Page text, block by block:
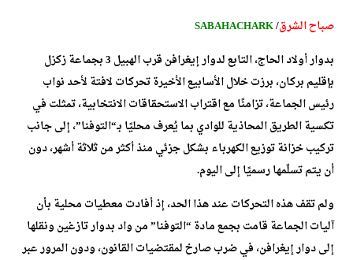
صباح الشرق/
SABAHACHARK
بدوار أولاد الحاج، التابع لدوار إيغرافن قرب الهبيل 3 بجماعة زكزل
بإقليم بركان، برزت خلال الأسابيع الأخيرة تحركات لافتة لأحد نواب
رئيس الجماعة، تزامنًا مع اقتراب الاستحقاقات الانتخابية، تمثلت في
تكسية الطريق المحاذية للوادي بما يُعرف محليًا بـ“التوفنا”، إلى جانب
تركيب خزانة توزيع الكهرباء بشكل جزئي منذ أكثر من ثلاثة أشهر، دون
أن يتم تسلّمها رسميًا إلى اليوم.
ولم تقف هذه التحركات عند هذا الحد، إذ أفادت معطيات محلية بأن
آليات الجماعة قامت بجمع مادة “التوفنا” من واد بدوار تازغين ونقلها
إلى دوار إيغرافن، في ضرب صارخ لمقتضيات القانون، ودون المرور عبر